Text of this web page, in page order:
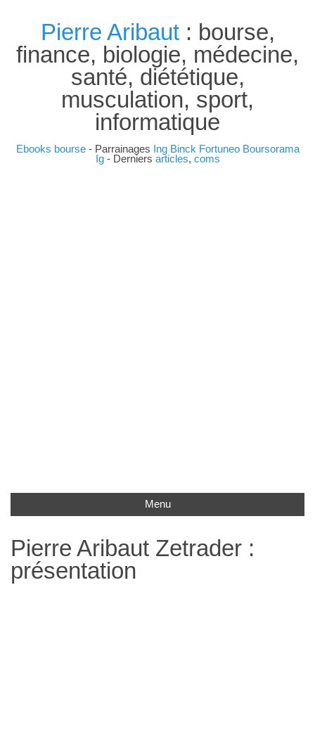
Pierre Aribaut: bourse,
finance, biologie, médecine,
santé, diététique,
musculation, sport,
informatique
Ebooks bourse- Parrainages Ing Binck Fortuneo Boursorama
Ig- Derniers articles, coms
Menu
Pierre Aribaut Zetrader :
présentation